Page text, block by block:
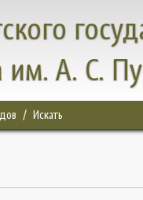
им. А. С.
Искать